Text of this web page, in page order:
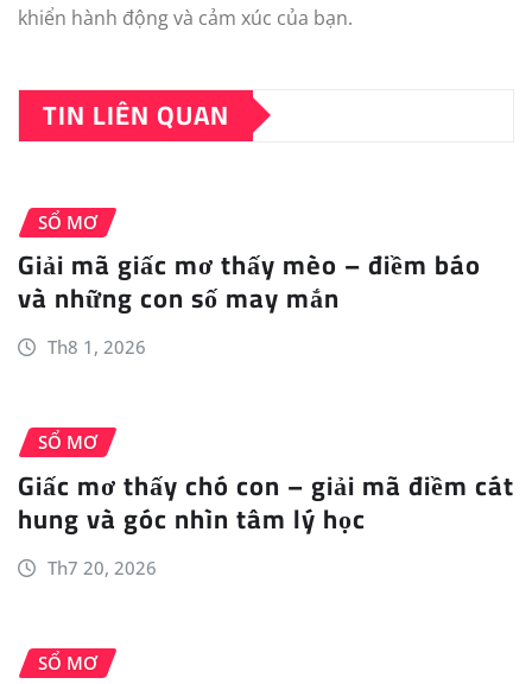
khiển hành động và cảm xúc của bạn.
TIN LIÊN QUAN
SỔ MƠ
Giải mã giấc mơ thấy mèo – điềm báo
và những con số may mắn
Th8 1, 2026
SỔ MƠ
Giấc mơ thấy chó con – giải mã điềm cát
hung và góc nhìn tâm lý học
Th7 20, 2026
SỔ MƠ